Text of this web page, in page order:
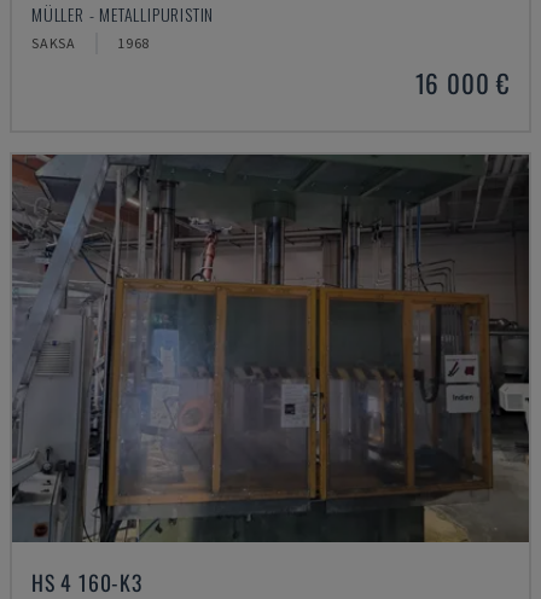
MÜLLER - METALLIPURISTIN
SAKSA 1968
16 000 €
HS 4 160-K3